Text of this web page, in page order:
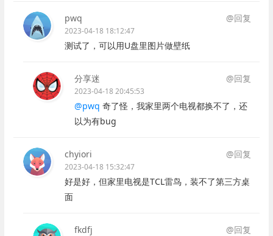
pwq @回复
2023-04-18 18:12:47
测试了，可以用U盘里图片做壁纸
分享迷 @回复
2023-04-18 20:45:53
@pwq 奇了怪，我家里两个电视都换不了，还
以为有bug
chyiori @回复
2023-04-18 15:32:47
好是好，但家里电视是TCL雷鸟，装不了第三方桌
面
fkdfj @回复